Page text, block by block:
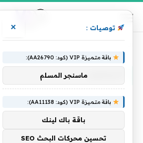
أميركيون
توصيات : ×
باقة متميزة VIP (كود: AA26790):
ماسنجر المسلم
باقة متميزة VIP (كود: AA11138):
باقة باك لينك
تحسين محركات البحث SEO